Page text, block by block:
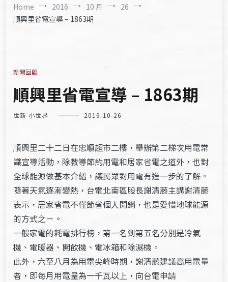
Home 2016 10 月
26
順興里省電宣導 – 1863期
新聞回顧
順興里省電宣導 – 1863期
世新 小世界 2016-10-26
順興里二十二日在忠順超市二樓，舉辦第二梯次用電常
識宣導活動，除教導節約用電和居家省電之道外，也對
全球能源做基本介紹，讓民眾對用電有進一步的了解。
隨著天氣逐漸變熱，台電北南區股長謝清藤主講謝清藤
表示，居家省電不僅節省個人開銷，也是愛惜地球能源
的方式之ㄧ。
一般家電的耗電排行榜，第一名到第五名分別是冷氣
機、電暖器、開飲機、電冰箱和除濕機。
此外，六至八月為用電尖峰時期，謝清藤建議高用電量
者，即每月用電量為一千瓦以上，向台電申請